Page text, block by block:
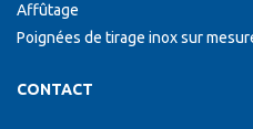
Affûtage
Poignées de tirage inox sur
CONTACT